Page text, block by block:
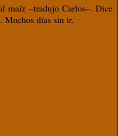
maíz –tradujo Carlos–. Dice
Muchos días sin ir.